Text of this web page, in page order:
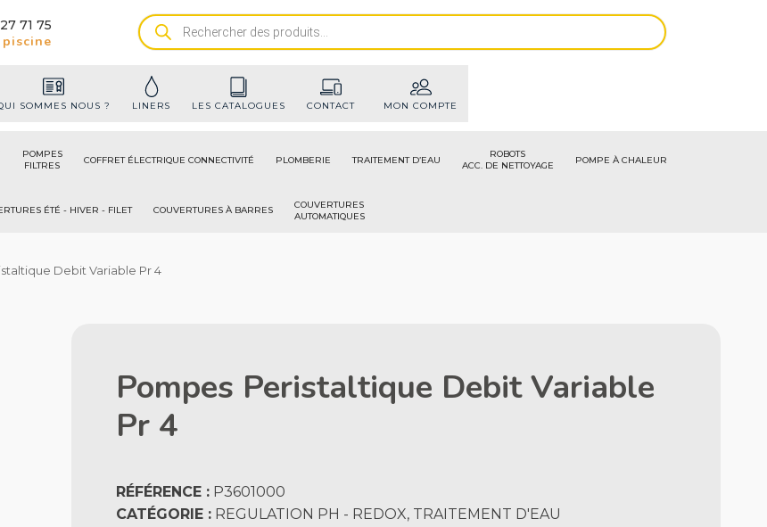
71 75
Recherche
de
SOMMES NOUS ? LINERS LES CATALOGUES CONTACT MON COMPTE
POMPES
FILTRES
COFFRET ÉLECTRIQUE CONNECTIVITÉ PLOMBERIE TRAITEMENT D’EAU
ROBOTS
ACC. DE NETTOYAGE
POMPE À CHALEUR
ÉTÉ - HIVER - FILET COUVERTURES À BARRES
COUVERTURES
AUTOMATIQUES
Debit Variable Pr 4
Pompes Peristaltique Debit Variable
Pr 4
RÉFÉRENCE : P3601000
CATÉGORIE : REGULATION PH - REDOX, TRAITEMENT D'EAU